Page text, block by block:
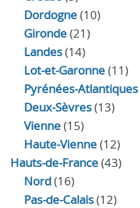
Dordogne(10)
Gironde(21)
Landes(14)
Lot-et-Garonne(11)
Pyrénées-Atlantiques
Deux-Sèvres(13)
Vienne(15)
Haute-Vienne(12)
Hauts-de-France(43)
Nord(16)
Pas-de-Calais(12)